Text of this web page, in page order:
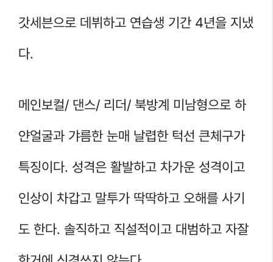
갓세븐으로 데뷔하고 연습생 기간 4년을 지냈
다.
메인보컬/ 댄스/ 리더/ 북방계 미남형으로 하
얀얼굴과 갸름한 눈매 날렵한 턱선 큰체구가
특징이다. 성격은 활발하고 차가운 성격이고
인상이 차갑고 말투가 딱딱하고 오해를 사기
도 한다. 솔직하고 직설적이고 대범하고 자잘